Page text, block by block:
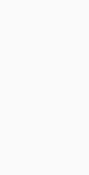
ために、個人情報
また最新なものに
います。